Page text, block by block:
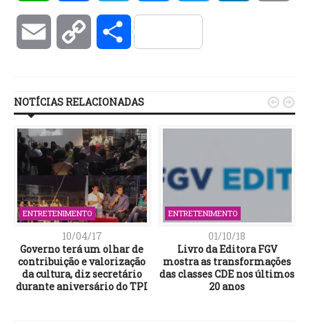
Email Copy Compartilhar
NOTÍCIAS RELACIONADAS
ENTRETENIMENTO
10/04/17
Governo terá um olhar de
contribuição e valorização
da cultura, diz secretário
durante aniversário do TPI
ENTRETENIMENTO
01/10/18
Livro da Editora FGV
mostra as transformações
das classes CDE nos últimos
20 anos
 